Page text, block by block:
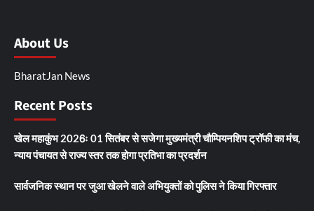
About Us
BharatJan News
Recent Posts
खेल महाकुंभ 2026ः 01 सितंबर से सजेगा मुख्यमंत्री चौम्पियनशिप ट्रॉफी का मंच,
न्याय पंचायत से राज्य स्तर तक होगा प्रतिभा का प्रदर्शन
सार्वजनिक स्थान पर जुआ खेलने वाले अभियुक्तों को पुलिस ने किया गिरफ्तार